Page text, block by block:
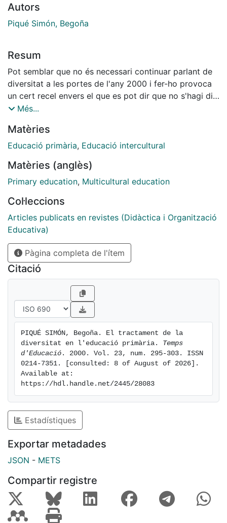
Autors
Piqué Simón, Begoña
Resum
Pot semblar que no és necessari continuar parlant de
diversitat a les portes de l'any 2000 i fer-ho provoca
un cert recel envers el que es pot dir que no s'hagi dit,
si bé hom pensa que el fet de continuar enraonant
portarho a la practica. El terme diversitat comporta
alhora "diversitat..d'interpretacions en funció de la
s'entén per diversitat el conjunt de diferencies socials,
economiques, culturals, personals i d'aprenentatge que
diferent, i afrontar aquesta diversitat a l'aula és el que
continua inquietant els docents.
Més...
Matèries
Educació primària, Educació intercultural
Matèries (anglès)
Primary education, Multicultural education
Col·leccions
Articles publicats en revistes (Didàctica i Organització
Educativa)
Pàgina completa de l'ítem
Citació
PIQUÉ SIMÓN, Begoña. El tractament de la
diversitat en l'educació primària. Temps
d'Educació . 2000. Vol. 23, num. 295-303. ISSN
0214-7351. [consulted: 8 of August of 2026].
Available at:
https://hdl.handle.net/2445/28083
Estadístiques
Exportar metadades
JSON - METS
Compartir registre